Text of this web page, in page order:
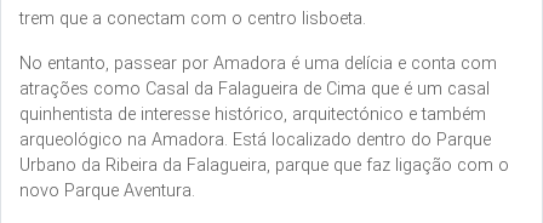
trem que a conectam com o centro lisboeta.
No entanto, passear por Amadora é uma delícia e conta com
atrações como Casal da Falagueira de Cima que é um casal
quinhentista de interesse histórico, arquitectónico e também
arqueológico na Amadora. Está localizado dentro do Parque
Urbano da Ribeira da Falagueira, parque que faz ligação com o
novo Parque Aventura.